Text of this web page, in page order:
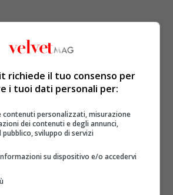
richiede il tuo consenso per
i tuoi dati personali per:
contenuti personalizzati, misurazione
dei contenuti e degli annunci,
pubblico, sviluppo di servizi
su dispositivo e/o accedervi